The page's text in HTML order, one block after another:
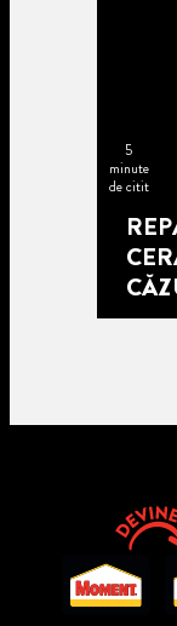
5
minute
de citit